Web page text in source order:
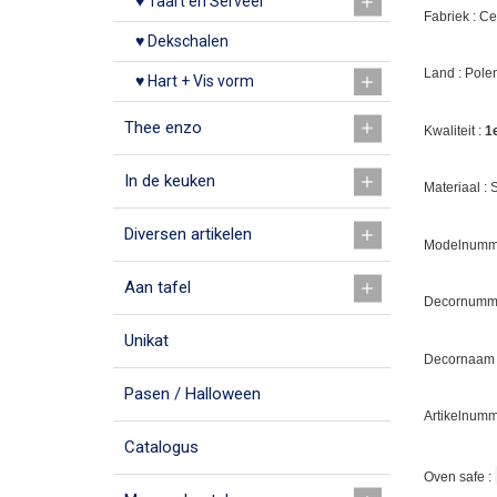
♥ Dekschalen
♥ Hart + Vis vorm
Thee enzo
In de keuken
Diversen artikelen
Aan tafel
Unikat
Pasen / Halloween
Catalogus
Fabriek :
Land :
Kwaliteit :
Materiaal :
Decornaam
Oven safe :